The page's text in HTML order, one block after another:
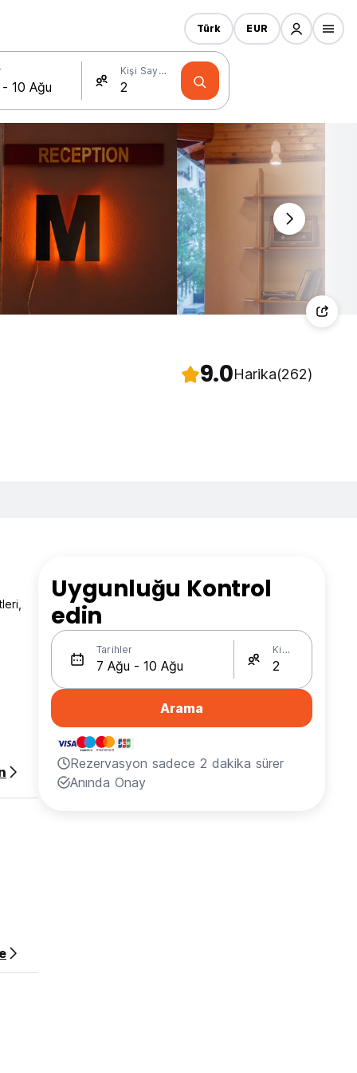
Kişi Sayısı
Türk EUR
9.0Harika(262)
Uygunluğu Kontrol
edin
Tarihler Kişi Sayısı
Arama
Rezervasyon sadece 2 dakika sürer
Anında Onay